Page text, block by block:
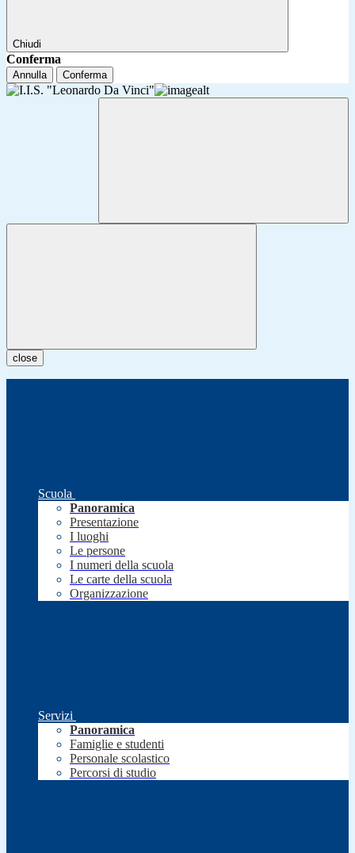
Chiudi
Conferma
Annulla Conferma
close
Scuola
Panoramica
Presentazione
I luoghi
Le persone
I numeri della scuola
Le carte della scuola
Organizzazione
Servizi
Panoramica
Famiglie e studenti
Personale scolastico
Percorsi di studio